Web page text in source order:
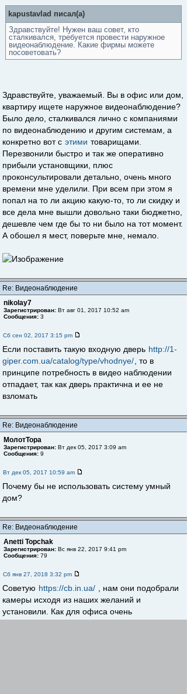
kapustavlad писал(а)
Здравствуйте! Нужен ваш совет, кто
сталкивался, требуется провести наружное
видеонаблюдение. Какие фирмы можете
посоветовать?
Здравствуйте, уважаемый. Вы в офис или дом,
квартиру ищете наружное видеонаблюдение?
Было дело, сталкивался лично с компаниями
по видеонаблюдению и другим системам, а
конкретно вот с этими товарищами.
Перезвонили быстро и так же оперативно
прибыли установщики, плюс
проконсультировали детально, очень много
времени мне уделили. При всем при этом я
попал на то ли акцию какую-то, то ли скидку и
все дела мне вышли довольно таки бюджетно,
дешевле чем где бы то ни было на тот момент.
А обошел я мест, поверьте мне, немало.
Re: Видеонаблюдение
nikolay7
Зарегистрирован: Вт авг 01, 2017 10:52 am
Сообщения: 3
Сб сен 02, 2017 3:15 pm
Если поставить такую входную дверь http://1-
giper.com.ua/catalog/type/vhodnye/ , то в
принципе потребность в видео наблюдении
отпадает, так как дверь практична и ее не
взломать
Re: Видеонаблюдение
МолотТора
Зарегистрирован: Вт дек 05, 2017 3:09 am
Сообщения: 9
Вт дек 05, 2017 10:59 am
Почему бы не использовать систему умный
дом?
Re: Видеонаблюдение
Anetti Topchak
Зарегистрирован: Вс янв 22, 2017 9:41 pm
Сообщения: 79
Сб янв 27, 2018 3:32 pm
Советую https://cb.in.ua/ , нам они подобрали
камеры исходя из наших желаний и
установили. Как для офиса очень